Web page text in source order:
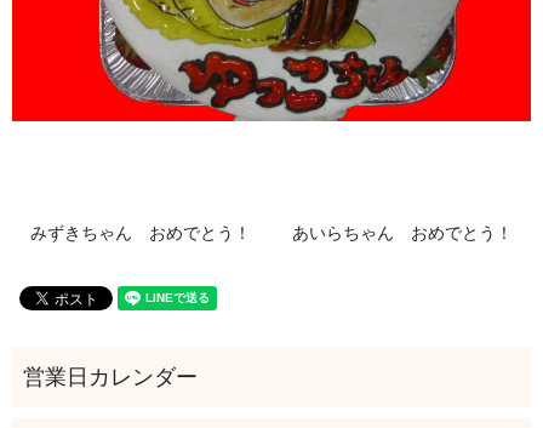
みずきちゃん おめでとう！ あいらちゃん おめでとう！